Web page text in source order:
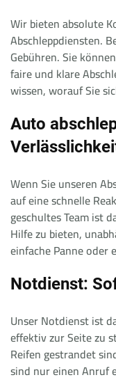
Wir bieten absolute
Abschleppdiensten.
Gebühren. Sie
faire und klare
wissen, worauf Sie
Auto
Wenn Sie unseren
auf eine schnelle
geschultes Team ist
Hilfe zu bieten,
einfache Panne
Notdienst:
Unser Notdienst ist
effektiv zur Seite zu
Reifen gestrandet
sind nur einen Anruf